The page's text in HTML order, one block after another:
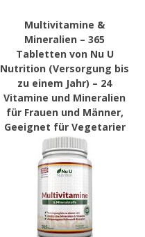
Multivitamine &
Mineralien – 365
Tabletten von Nu U
Nutrition (Versorgung bis
zu einem Jahr) – 24
Vitamine und Mineralien
für Frauen und Männer,
Geeignet für Vegetarier